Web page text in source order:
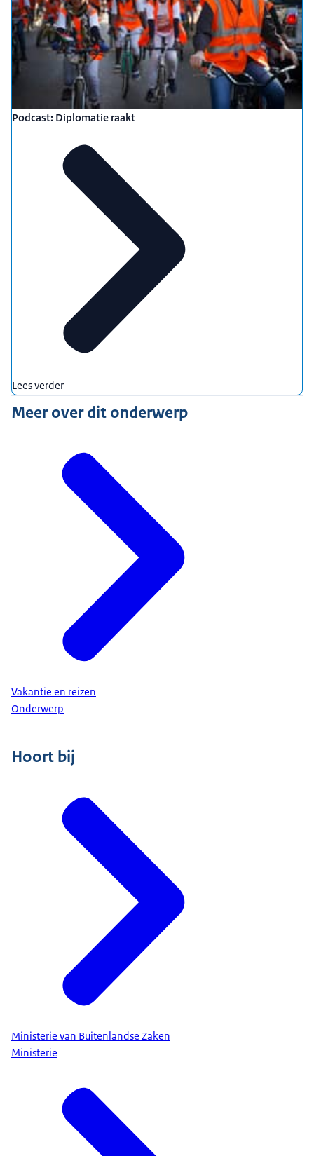
Podcast: Diplomatie raakt
Lees verder
Meer over dit onderwerp
Vakantie en reizen
Onderwerp
Hoort bij
Ministerie van Buitenlandse Zaken
Ministerie